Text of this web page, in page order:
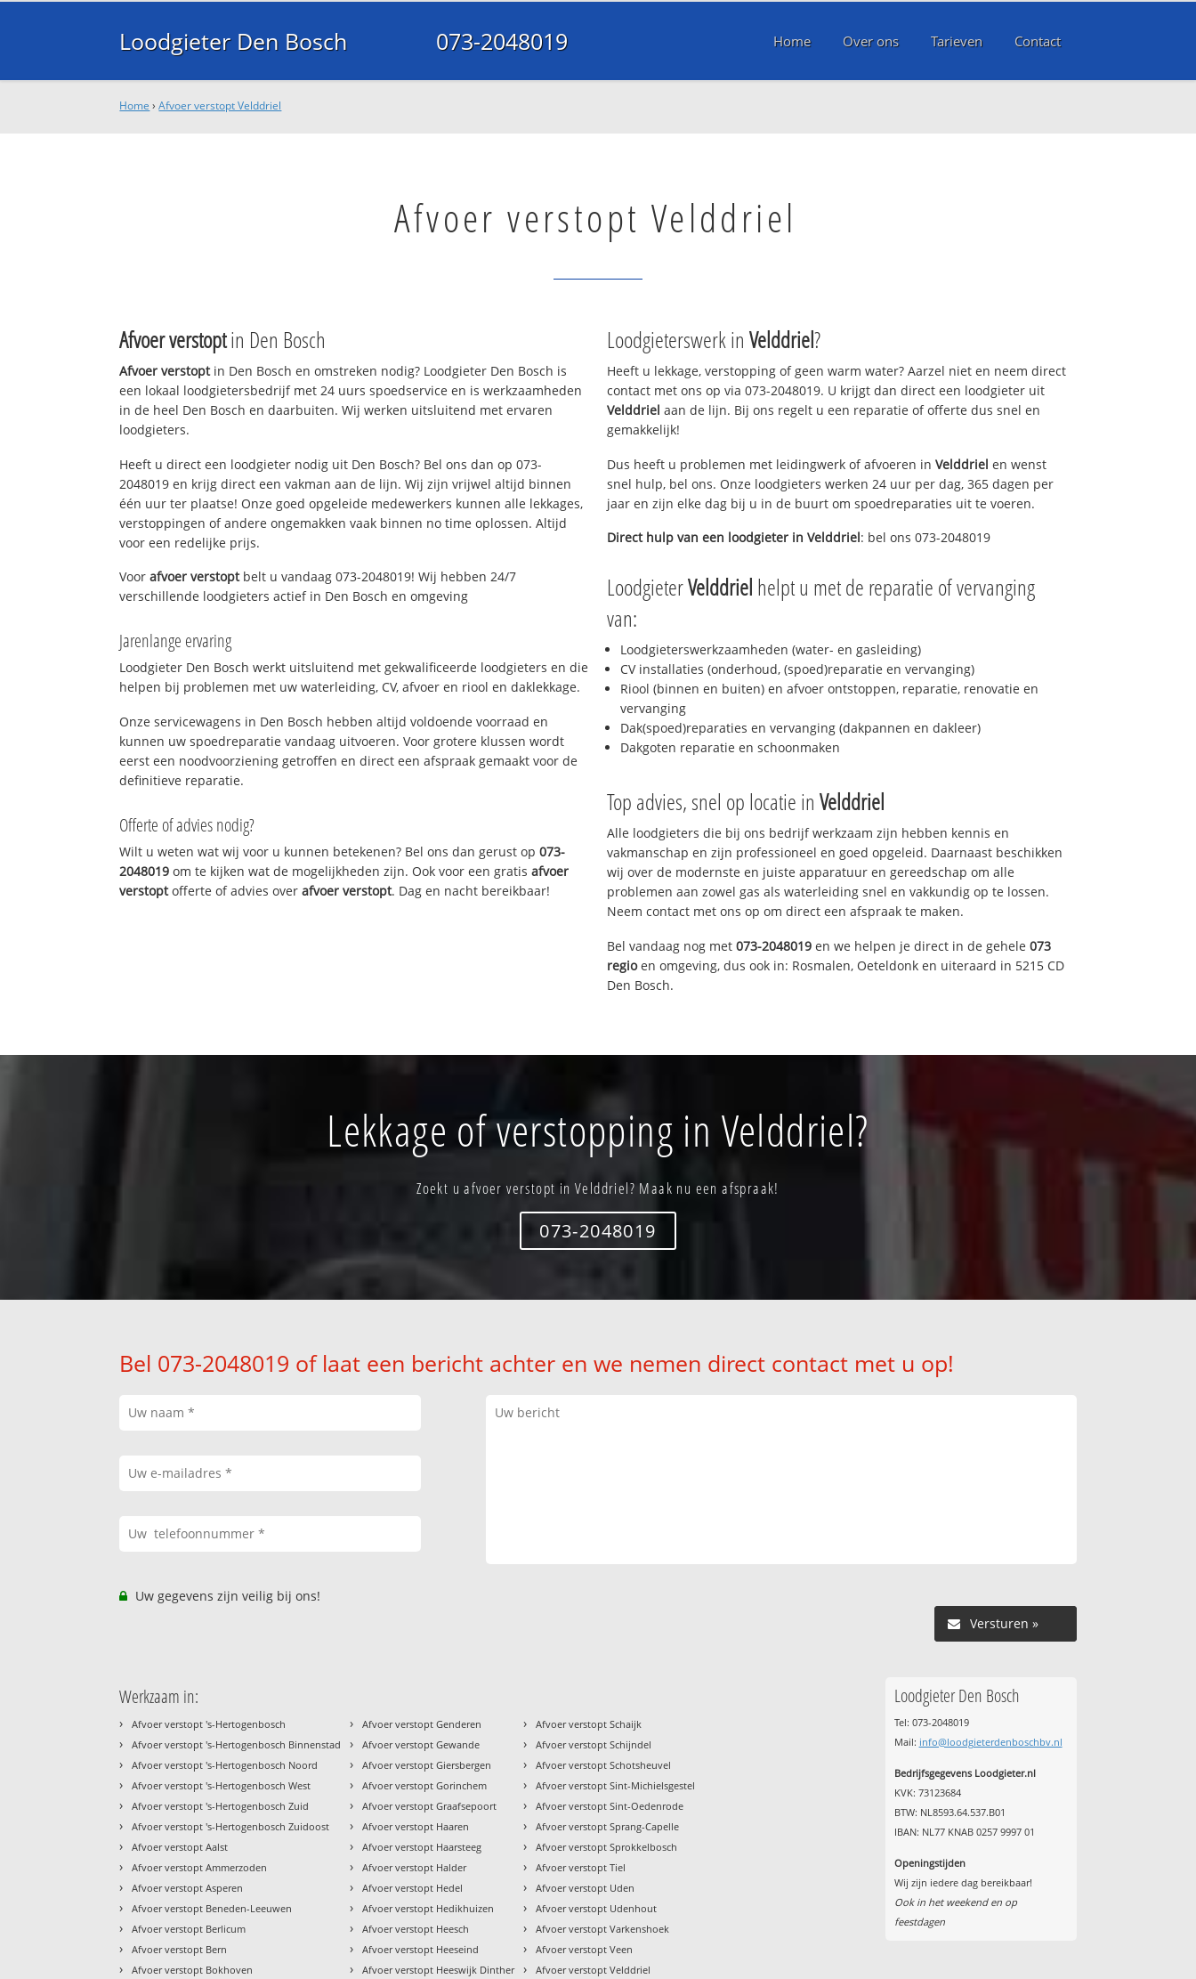
Loodgieter Den Bosch 073-2048019 Home Over ons Tarieven Contact
Home ›Afvoer verstopt Velddriel
Afvoer verstopt Velddriel
Afvoer verstoptin Den Bosch
Afvoer verstoptin Den Bosch en omstreken nodig? Loodgieter Den Bosch is
een lokaal loodgietersbedrijf met 24 uurs spoedservice en is werkzaamheden
in de heel Den Bosch en daarbuiten. Wij werken uitsluitend met ervaren
loodgieters.
Heeft u direct een loodgieter nodig uit Den Bosch? Bel ons dan op 073-
2048019 en krijg direct een vakman aan de lijn. Wij zijn vrijwel altijd binnen
één uur ter plaatse! Onze goed opgeleide medewerkers kunnen alle lekkages,
verstoppingen of andere ongemakken vaak binnen no time oplossen. Altijd
voor een redelijke prijs.
Voorafvoer verstoptbelt u vandaag 073-2048019! Wij hebben 24/7
verschillende loodgieters actief in Den Bosch en omgeving
Jarenlange ervaring
Loodgieter Den Bosch werkt uitsluitend met gekwalificeerde loodgieters en die
helpen bij problemen met uw waterleiding, CV, afvoer en riool en daklekkage.
Onze servicewagens in Den Bosch hebben altijd voldoende voorraad en
kunnen uw spoedreparatie vandaag uitvoeren. Voor grotere klussen wordt
eerst een noodvoorziening getroffen en direct een afspraak gemaakt voor de
definitieve reparatie.
Offerte of advies nodig?
Wilt u weten wat wij voor u kunnen betekenen? Bel ons dan gerust op073-
2048019 om te kijken wat de mogelijkheden zijn. Ook voor een gratisafvoer
verstoptofferte of advies overafvoer verstopt. Dag en nacht bereikbaar!
Loodgieterswerk in Velddriel?
Heeft u lekkage, verstopping of geen warm water? Aarzel niet en neem direct
contact met ons op via 073-2048019. U krijgt dan direct een loodgieter uit
Velddriel aan de lijn. Bij ons regelt u een reparatie of offerte dus snel en
gemakkelijk!
Dus heeft u problemen met leidingwerk of afvoeren in Velddriel en wenst
snel hulp, bel ons. Onze loodgieters werken 24 uur per dag, 365 dagen per
jaar en zijn elke dag bij u in de buurt om spoedreparaties uit te voeren.
Direct hulp van een loodgieter in Velddriel: bel ons 073-2048019
LoodgieterVelddriel helpt u met de reparatie of vervanging
van:
Loodgieterswerkzaamheden (water- en gasleiding)
CV installaties (onderhoud, (spoed)reparatie en vervanging)
Riool (binnen en buiten) en afvoer ontstoppen, reparatie, renovatie en
vervanging
Dak(spoed)reparaties en vervanging (dakpannen en dakleer)
Dakgoten reparatie en schoonmaken
Top advies, snel op locatie in Velddriel
Alle loodgieters die bij ons bedrijf werkzaam zijn hebben kennis en
vakmanschap en zijn professioneel en goed opgeleid. Daarnaast beschikken
wij over de modernste en juiste apparatuur en gereedschap om alle
problemen aan zowel gas als waterleiding snel en vakkundig op te lossen.
Neem contact met ons op om direct een afspraak te maken.
Bel vandaag nog met 073-2048019 en we helpen je direct in de gehele 073
regioen omgeving, dus ook in: Rosmalen, Oeteldonk en uiteraard in 5215 CD
Den Bosch.
Lekkage of verstopping in Velddriel?
Zoekt u afvoer verstopt in Velddriel? Maak nu een afspraak!
073-2048019
Bel 073-2048019 of laat een bericht achter en we nemen direct contact met u op!
Uw gegevens zijn veilig bij ons!
Versturen »
Werkzaam in:
› Afvoer verstopt 's-Hertogenbosch
› Afvoer verstopt 's-Hertogenbosch Binnenstad
› Afvoer verstopt 's-Hertogenbosch Noord
› Afvoer verstopt 's-Hertogenbosch West
› Afvoer verstopt 's-Hertogenbosch Zuid
› Afvoer verstopt 's-Hertogenbosch Zuidoost
› Afvoer verstopt Aalst
› Afvoer verstopt Ammerzoden
› Afvoer verstopt Asperen
› Afvoer verstopt Beneden-Leeuwen
› Afvoer verstopt Berlicum
› Afvoer verstopt Bern
› Afvoer verstopt Bokhoven
› Afvoer verstopt Genderen
› Afvoer verstopt Gewande
› Afvoer verstopt Giersbergen
› Afvoer verstopt Gorinchem
› Afvoer verstopt Graafsepoort
› Afvoer verstopt Haaren
› Afvoer verstopt Haarsteeg
› Afvoer verstopt Halder
› Afvoer verstopt Hedel
› Afvoer verstopt Hedikhuizen
› Afvoer verstopt Heesch
› Afvoer verstopt Heeseind
› Afvoer verstopt Heeswijk Dinther
› Afvoer verstopt Schaijk
› Afvoer verstopt Schijndel
› Afvoer verstopt Schotsheuvel
› Afvoer verstopt Sint-Michielsgestel
› Afvoer verstopt Sint-Oedenrode
› Afvoer verstopt Sprang-Capelle
› Afvoer verstopt Sprokkelbosch
› Afvoer verstopt Tiel
› Afvoer verstopt Uden
› Afvoer verstopt Udenhout
› Afvoer verstopt Varkenshoek
› Afvoer verstopt Veen
› Afvoer verstopt Velddriel
Loodgieter Den Bosch
Tel: 073-2048019
Mail: info@loodgieterdenboschbv.nl
Bedrijfsgegevens Loodgieter.nl
KVK: 73123684
BTW: NL8593.64.537.B01
IBAN: NL77 KNAB 0257 9997 01
Openingstijden
Wij zijn iedere dag bereikbaar!
Ook in het weekend en op
feestdagen